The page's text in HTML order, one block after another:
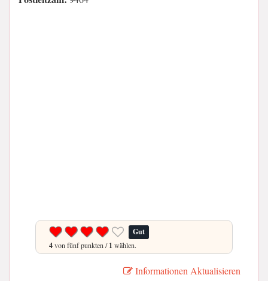
Gut
4von fünf punkten /1 wählen.
Informationen Aktualisieren